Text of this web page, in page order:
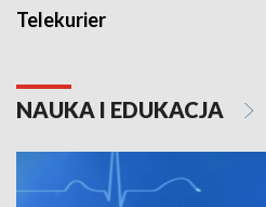
Telekurier
NAUKA I EDUKACJA